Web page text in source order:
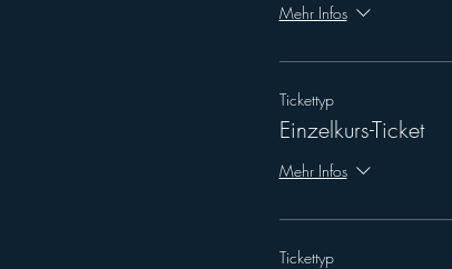
Mehr Infos
Tickettyp
Einzelkurs-Ticket
Mehr Infos
Tickettyp